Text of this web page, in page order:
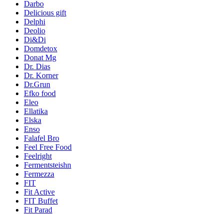
Darbo
Delicious gift
Delphi
Deolio
Di&Di
Domdetox
Donat Mg
Dr. Dias
Dr. Korner
Dr.Grun
Efko food
Eleo
Ellatika
Elska
Enso
Falafel Bro
Feel Free Food
Feelright
Fermentsteishn
Fermezza
FIT
Fit Active
FIT Buffet
Fit Parad